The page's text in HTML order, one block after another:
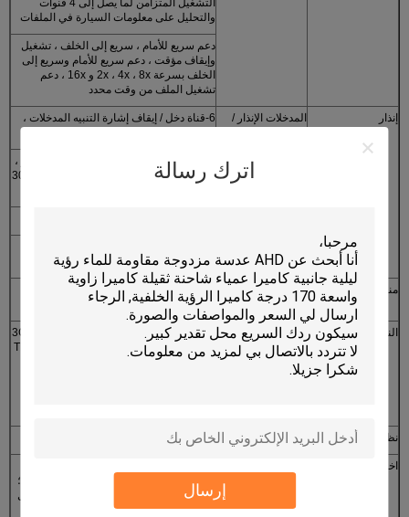
اترك رسالة
إرسال
التشغيل المتزامن لما يصل إلى 4 قنوات
والتحليل على معلومات السيارة في الملفات
دعم سريع للأمام ، سريع إلى الخلف ، تشغيل
وإيقاف مؤقت ، دعم سريع للأمام وسريع إلى
الخلف بسرعة 2x ، 4x ، 8x و 16x ، دعم
تشغيل الملف من وقت محدد
إنذار
المدخلات الإنذار /
6-قناة دخل / إيقاف إشارة التنبيه المدخلات ،
تسجيل التنبيه
وظيفة التسجيل المسبق 15 ثانية قبل الإنذار ،
يمكن ضبط مدة التسجيل بعد الإنذار من 30S ~
إنذار كشف الحركة
منافذ الاتصالات
RS232 ، RJ45 10M / 100M واجهة الشبكة
للتكيف الذاتي
النقل اللاسلكي (اختياري)
جزءا لا يتجزأ من وحدة الإرسال اللاسلكي 3G ،
WCDMA ، CDMA2000 ، نظام TD-SCDMA
للاختيار.
نظام تحديد المواقع (اختياري) دعم نظام تحديد المواقع الخارجي
اختيار قناة نقل البيانات عن بعد
Wi-Fi ، دعم إستراتيجية إرسال أولوية Wi-Fi ؛
دعم التنزيلات عن بعد لاستراتيجيات التسجيل
الخلفية ؛